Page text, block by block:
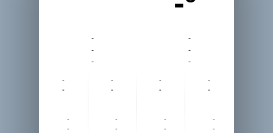
-
-
-
-
-
-
-
-
-
-
-
-
-
-
-
-
-
-
-
-
-
-